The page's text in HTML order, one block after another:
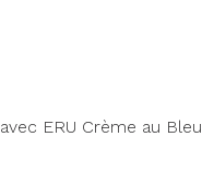
avec ERU Crème au Bleu